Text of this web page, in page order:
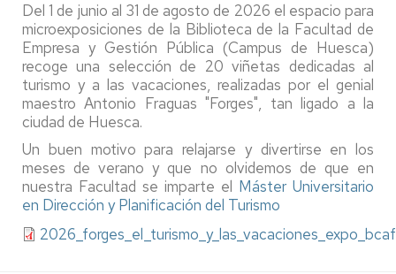
Del 1 de junio al 31 de agosto de 2026 el espacio para
microexposiciones de la Biblioteca de la Facultad de
Empresa y Gestión Pública (Campus de Huesca)
recoge una selección de 20 viñetas dedicadas al
turismo y a las vacaciones, realizadas por el genial
maestro Antonio Fraguas "Forges", tan ligado a la
ciudad de Huesca.
Un buen motivo para relajarse y divertirse en los
meses de verano y que no olvidemos de que en
nuestra Facultad se imparte el Máster Universitario
en Dirección y Planificación del Turismo